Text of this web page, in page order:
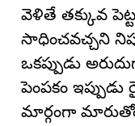
వెళితే తక్కువ
సాధించవచ్చని
ఒకప్పుడు
పెంపకం
మార్గంగా